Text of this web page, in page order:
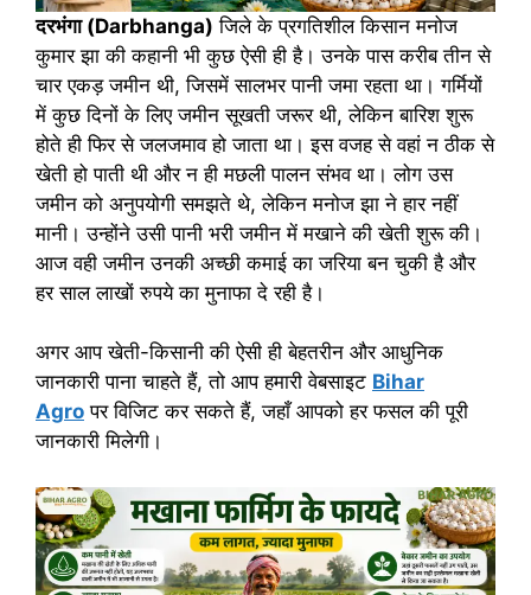
दरभंगा (Darbhanga) जिले के प्रगतिशील किसान मनोज
कुमार झा की कहानी भी कुछ ऐसी ही है। उनके पास करीब तीन से
चार एकड़ जमीन थी, जिसमें सालभर पानी जमा रहता था। गर्मियों
में कुछ दिनों के लिए जमीन सूखती जरूर थी, लेकिन बारिश शुरू
होते ही फिर से जलजमाव हो जाता था। इस वजह से वहां न ठीक से
खेती हो पाती थी और न ही मछली पालन संभव था। लोग उस
जमीन को अनुपयोगी समझते थे, लेकिन मनोज झा ने हार नहीं
मानी। उन्होंने उसी पानी भरी जमीन में मखाने की खेती शुरू की।
आज वही जमीन उनकी अच्छी कमाई का जरिया बन चुकी है और
हर साल लाखों रुपये का मुनाफा दे रही है।
अगर आप खेती-किसानी की ऐसी ही बेहतरीन और आधुनिक
जानकारी पाना चाहते हैं, तो आप हमारी वेबसाइट Bihar
Agro पर विजिट कर सकते हैं, जहाँ आपको हर फसल की पूरी
जानकारी मिलेगी।